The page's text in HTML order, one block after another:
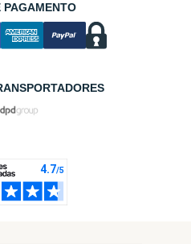
PAGAMENTO